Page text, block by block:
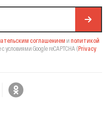
соглашением и политикой
условиями Google reCAPTCHA (Privacy